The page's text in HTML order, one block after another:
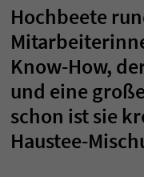
Hochbeete
Know-How,
und eine
schon ist sie
Haustee-